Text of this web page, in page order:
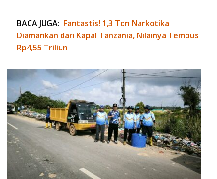
BACA JUGA: Fantastis! 1,3 Ton Narkotika
Diamankan dari Kapal Tanzania, Nilainya Tembus
Rp4,55 Triliun